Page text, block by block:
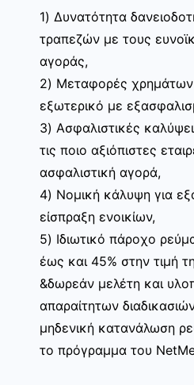
1) Δυνατότητα
τραπεζών με τους
αγοράς,
2) Μεταφορές
εξωτερικό με
3) Ασφαλιστικές
τις ποιο αξιόπιστες
ασφαλιστική αγορά,
4) Νομική κάλυψη για
είσπραξη ενοικίων,
5) Ιδιωτικό πάροχο
έως και 45% στην τιμή
&δωρεάν μελέτη και
απαραίτητων
μηδενική κατανάλωση
το πρόγραμμα του